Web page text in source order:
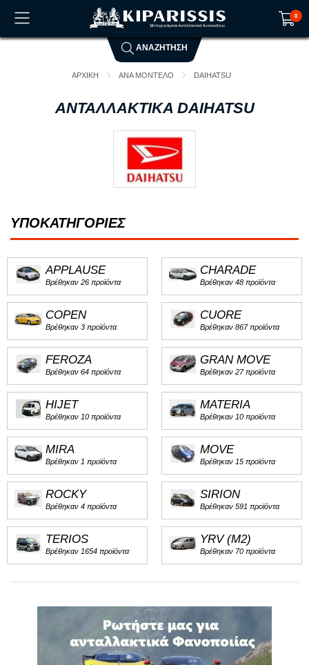
0
Το καλάθι αγορών είναι άδειο!
ΑΝΑΖΗΤΗΣΗ
ΑΡΧΙΚΗ ΑΝΑ ΜΟΝΤΕΛΟ DAIHATSU
ΑΝΤΑΛΛΑΚΤΙΚΑ DAIHATSU
ΥΠΟΚΑΤΗΓΟΡΙΕΣ
APPLAUSE
Βρέθηκαν 26 προϊόντα
CHARADE
Βρέθηκαν 48 προϊόντα
COPEN
Βρέθηκαν 3 προϊόντα
CUORE
Βρέθηκαν 867 προϊόντα
FEROZA
Βρέθηκαν 64 προϊόντα
GRAN MOVE
Βρέθηκαν 27 προϊόντα
HIJET
Βρέθηκαν 10 προϊόντα
MATERIA
Βρέθηκαν 10 προϊόντα
MIRA
Βρέθηκαν 1 προϊόντα
MOVE
Βρέθηκαν 15 προϊόντα
ROCKY
Βρέθηκαν 4 προϊόντα
SIRION
Βρέθηκαν 591 προϊόντα
TERIOS
Βρέθηκαν 1654 προϊόντα
YRV (M2)
Βρέθηκαν 70 προϊόντα